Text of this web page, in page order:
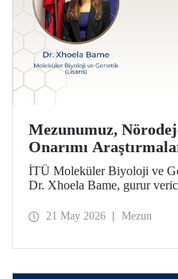
Mezunumuz,
Onarımı
Forbes 30 Altı 30
İTÜ Moleküler Biyoloji ve
Dr. Xhoela Bame, gurur
çalışmaları dolayısıyla
21 May 2026 Mezun